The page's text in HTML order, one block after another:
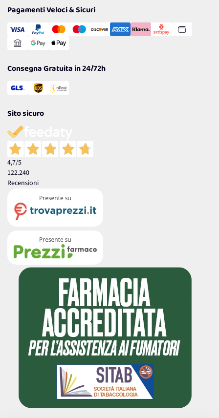
Cookie Policy
Gestisci Cookie
Reso Facile e Veloce
Pagamenti Veloci & Sicuri
Consegna Gratuita in 24/72h
Sito sicuro
4,7/5
122.240
Recensioni